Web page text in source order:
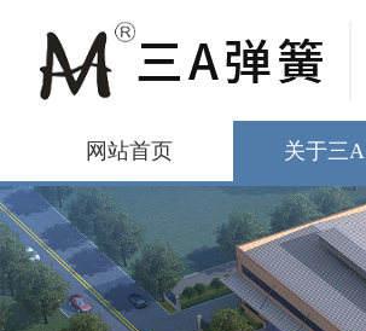
网站首页 关于三A